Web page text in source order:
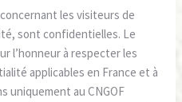
les visiteurs de
sont confidentielles. Le
l’honneur à respecter les
applicables en France et à
uniquement au CNGOF